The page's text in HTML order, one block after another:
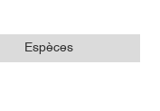
Espèces